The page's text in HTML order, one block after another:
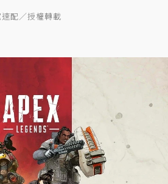
配／授權轉載